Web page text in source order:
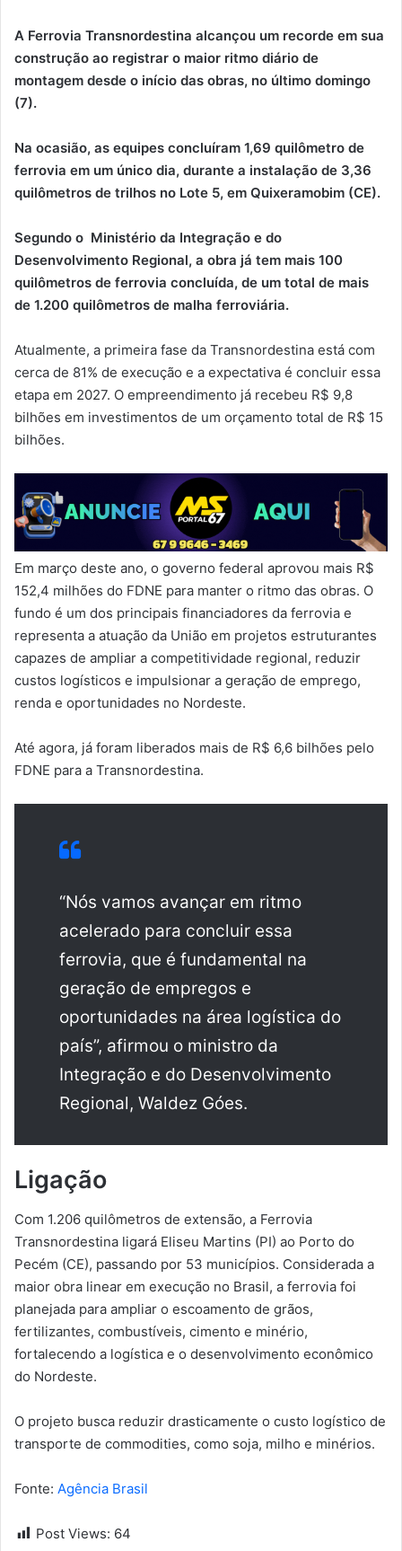
A Ferrovia Transnordestina alcançou um recorde em sua
construção ao registrar o maior ritmo diário de
montagem desde o início das obras, no último domingo
(7).
Na ocasião, as equipes concluíram 1,69 quilômetro de
ferrovia em um único dia, durante a instalação de 3,36
quilômetros de trilhos no Lote 5, em Quixeramobim (CE).
Segundo o Ministério da Integração e do
Desenvolvimento Regional, a obra já tem mais 100
quilômetros de ferrovia concluída, de um total de mais
de 1.200 quilômetros de malha ferroviária.
Atualmente, a primeira fase da Transnordestina está com
cerca de 81% de execução e a expectativa é concluir essa
etapa em 2027. O empreendimento já recebeu R$ 9,8
bilhões em investimentos de um orçamento total de R$ 15
bilhões.
Em março deste ano, o governo federal aprovou mais R$
152,4 milhões do FDNE para manter o ritmo das obras. O
fundo é um dos principais financiadores da ferrovia e
representa a atuação da União em projetos estruturantes
capazes de ampliar a competitividade regional, reduzir
custos logísticos e impulsionar a geração de emprego,
renda e oportunidades no Nordeste.
Até agora, já foram liberados mais de R$ 6,6 bilhões pelo
FDNE para a Transnordestina.
“Nós vamos avançar em ritmo
acelerado para concluir essa
ferrovia, que é fundamental na
geração de empregos e
oportunidades na área logística do
país”, afirmou o ministro da
Integração e do Desenvolvimento
Regional, Waldez Góes.
Ligação
Com 1.206 quilômetros de extensão, a Ferrovia
Transnordestina ligará Eliseu Martins (PI) ao Porto do
Pecém (CE), passando por 53 municípios. Considerada a
maior obra linear em execução no Brasil, a ferrovia foi
planejada para ampliar o escoamento de grãos,
fertilizantes, combustíveis, cimento e minério,
fortalecendo a logística e o desenvolvimento econômico
do Nordeste.
O projeto busca reduzir drasticamente o custo logístico de
transporte de commodities, como soja, milho e minérios.
Fonte: Agência Brasil
Post Views: 64